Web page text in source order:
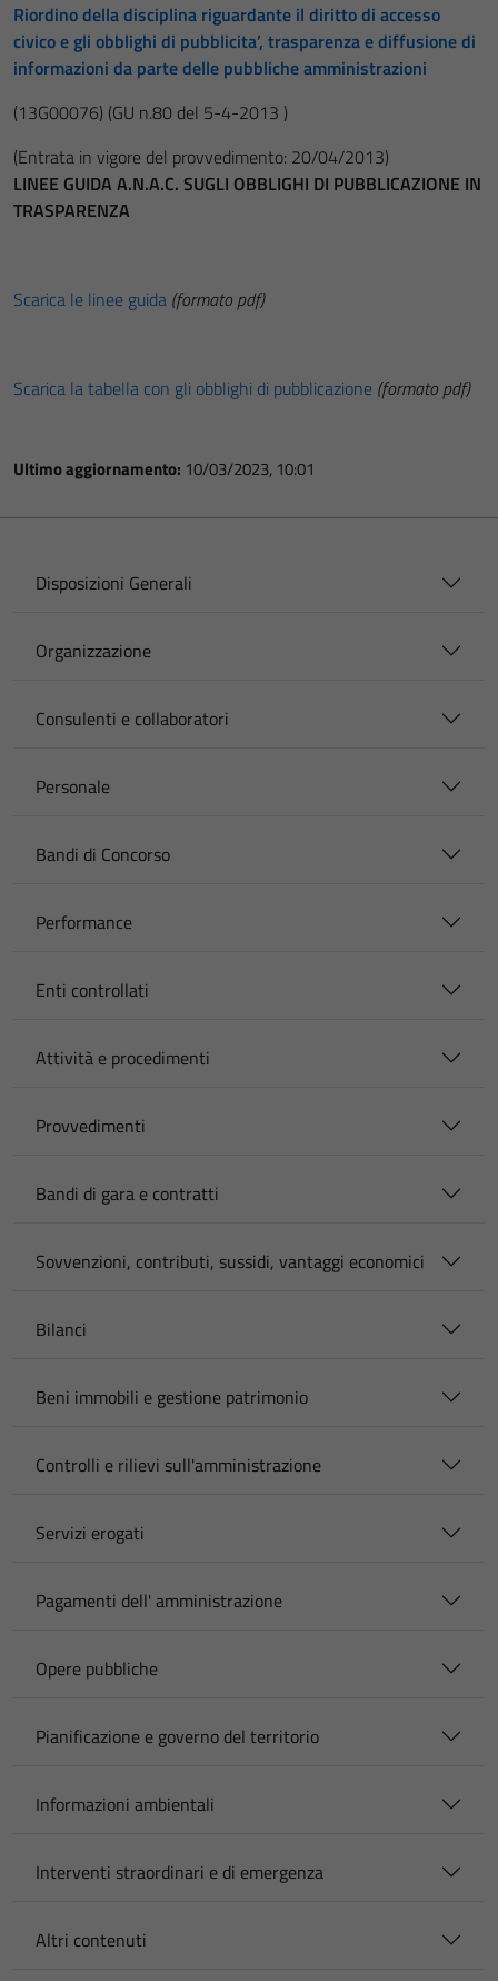
Riordino della disciplina riguardante il diritto di accesso
civico e gli obblighi di pubblicita’, trasparenza e diffusione di
informazioni da parte delle pubbliche amministrazioni
(13G00076) (GU n.80 del 5-4-2013 )
(Entrata in vigore del provvedimento: 20/04/2013)
LINEE GUIDA A.N.A.C. SUGLI OBBLIGHI DI PUBBLICAZIONE IN
TRASPARENZA
Scarica le linee guida (formato pdf)
Scarica la tabella con gli obblighi di pubblicazione (formato pdf)
Ultimo aggiornamento: 10/03/2023, 10:01
Disposizioni Generali
Organizzazione
Consulenti e collaboratori
Personale
Bandi di Concorso
Performance
Enti controllati
Attività e procedimenti
Provvedimenti
Bandi di gara e contratti
Sovvenzioni, contributi, sussidi, vantaggi economici
Bilanci
Beni immobili e gestione patrimonio
Controlli e rilievi sull'amministrazione
Servizi erogati
Pagamenti dell' amministrazione
Opere pubbliche
Pianificazione e governo del territorio
Informazioni ambientali
Interventi straordinari e di emergenza
Altri contenuti